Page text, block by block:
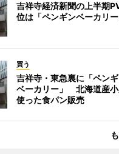
吉祥寺経済新聞の上半期
位は「ペンギンベーカリー
買う
吉祥寺・東急裏に「ペン
ベーカリー」 北海道産
使った食パン販売